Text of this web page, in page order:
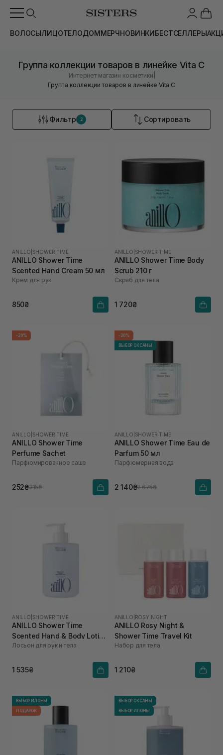
ВОЛОСЫЛИЦОТЕЛОДОММЕРЧНОВИНКИБЕСТСЕЛЛЕРЫ
Группа коллекции товаров в линейке Vita C
Интернет магазин косметики
Группа коллекции товаров в линейке Vita C
Фильтр 2 Сортировать
ANILLO SHOWER TIME
ANILLO Shower Time
Scented Hand Cream 50 мл
Крем для рук
850₴
ANILLO SHOWER TIME
ANILLO Shower Time Body
Scrub 210 г
Скраб для тела
1 720₴
-20%
ANILLO SHOWER TIME
ANILLO Shower Time
Perfume Sachet
Парфюмированное саше
252₴315₴
-20%
ВЫБОР ОКСАНЫ
ANILLO SHOWER TIME
ANILLO Shower Time Eau de
Parfum 50 мл
Парфюмерная вода
2 140₴2 675₴
ANILLO SHOWER TIME
ANILLO Shower Time
Scented Hand & Body Lotion
450 мл
Лосьон для рук и тела
1 535₴
ANILLO ROSY NIGHT
ANILLO Rosy Night &
Shower Time Travel Kit
Набор для тела
1 210₴
ВЫБОР ИЛОНЫ
ПОДАРОК
ВЫБОР ОКСАНЫ
ВЫБОР ИЛОНЫ